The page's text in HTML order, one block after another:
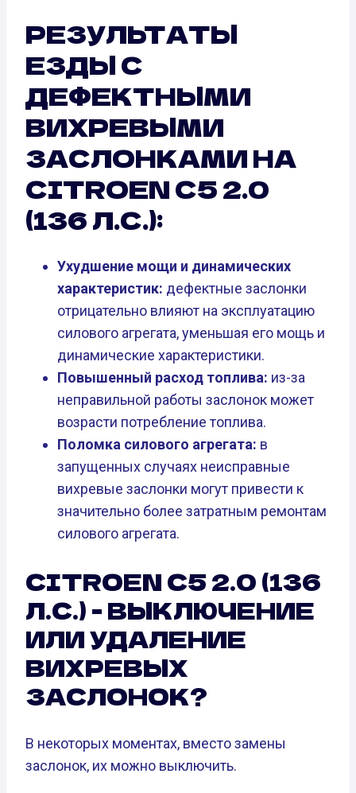
РЕЗУЛЬТАТЫ
ЕЗДЫ С
ДЕФЕКТНЫМИ
ВИХРЕВЫМИ
ЗАСЛОНКАМИ НА
CITROEN C5 2.0
(136 Л.С.):
Ухудшение мощи и динамических
характеристик: дефектные заслонки
отрицательно влияют на эксплуатацию
силового агрегата, уменьшая его мощь и
динамические характеристики.
Повышенный расход топлива: из-за
неправильной работы заслонок может
возрасти потребление топлива.
Поломка силового агрегата: в
запущенных случаях неисправные
вихревые заслонки могут привести к
значительно более затратным ремонтам
силового агрегата.
CITROEN C5 2.0 (136
Л.С.) - ВЫКЛЮЧЕНИЕ
ИЛИ УДАЛЕНИЕ
ВИХРЕВЫХ
ЗАСЛОНОК?
В некоторых моментах, вместо замены
заслонок, их можно выключить.